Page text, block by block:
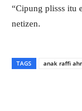
“Cipung plisss itu
netizen.
TAGS anak raffi